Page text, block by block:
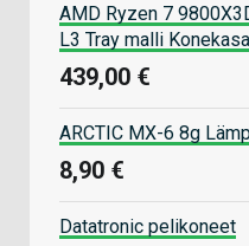
AMD Ryzen 7
L3 Tray malli
439,00 €
ARCTIC MX-6 8g
8,90 €
Datatronic pelikoneet